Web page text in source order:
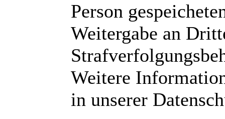
Person
Weitergabe an
Weitere
in unserer